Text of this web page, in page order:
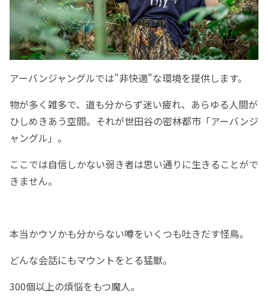
アーバンジャングルでは"非快適"な環境を提供します。
物が多く雑多で、道も分からず迷い疲れ、あらゆる人間が
ひしめきあう空間。それが世田谷の密林都市「アーバンジ
ャングル」。
ここでは自信しかない弱き者は思い通りに生きることがで
きません。
本当かウソかも分からない噂をいくつも吐きだす怪鳥。
どんな会話にもマウントをとる猛獣。
300個以上の煩悩をもつ魔人。